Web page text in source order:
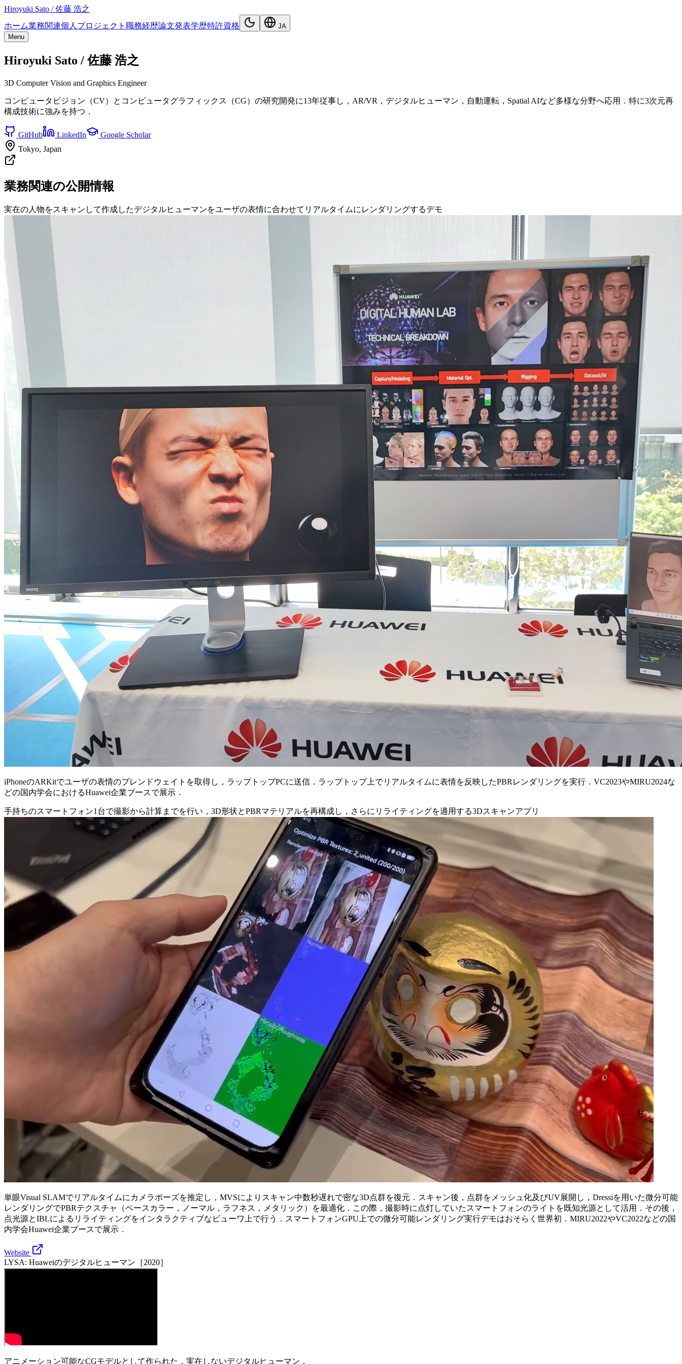
Hiroyuki Sato / 佐藤 浩之
ホーム業務関連個人プロジェクト 職務経歴論文発表学歴特許資格
JA
Menu
Hiroyuki Sato / 佐藤 浩之
3D Computer Vision and Graphics Engineer
コンピュータビジョン（CV）とコンピュータグラフィックス（CG）の研究開発に13年従事し，AR/VR，デジタルヒューマン，自動運転，Spatial AIなど多様な分野へ応用．特に3次元再
構成技術に強みを持つ．
GitHub LinkedIn
Google Scholar
Tokyo, Japan
業務関連の公開情報
実在の人物をスキャンして作成したデジタルヒューマンをユーザの表情に合わせてリアルタイムにレンダリングするデモ
iPhoneのARKitでユーザの表情のブレンドウェイトを取得し，ラップトップPCに送信．ラップトップ上でリアルタイムに表情を反映したPBRレンダリングを実行．VC2023やMIRU2024な
どの国内学会におけるHuawei企業ブースで展示．
手持ちのスマートフォン1台で撮影から計算までを行い，3D形状とPBRマテリアルを再構成し，さらにリライティングを適用する3Dスキャンアプリ
単眼Visual SLAMでリアルタイムにカメラポーズを推定し，MVSによりスキャン中数秒遅れで密な3D点群を復元．スキャン後，点群をメッシュ化及びUV展開し，Dressiを用いた微分可能
レンダリングでPBRテクスチャ（ベースカラー，ノーマル，ラフネス，メタリック）を最適化．この際，撮影時に点灯していたスマートフォンのライトを既知光源として活用．その後，
点光源とIBLによるリライティングをインタラクティブなビューワ上で行う．スマートフォンGPU上での微分可能レンダリング実行デモはおそらく世界初．MIRU2022やVC2022などの国
内学会Huawei企業ブースで展示．
Website
LYSA: Huaweiのデジタルヒューマン［2020］
アニメーション可能なCGモデルとして作られた，実在しないデジタルヒューマン．